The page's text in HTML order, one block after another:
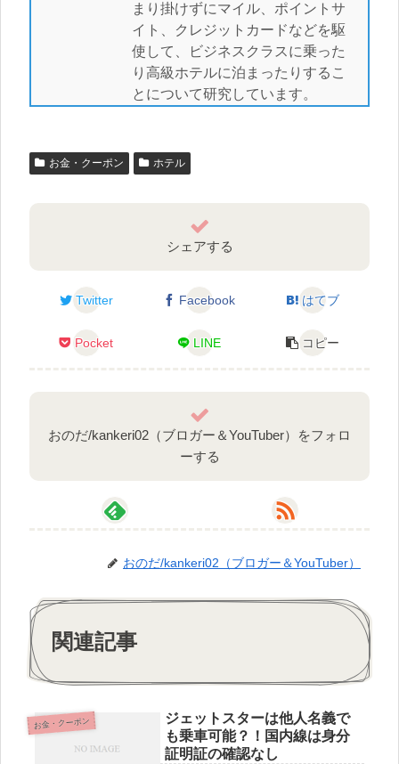
まり掛けずにマイル、ポイントサ
イト、クレジットカードなどを駆
使して、ビジネスクラスに乗った
り高級ホテルに泊まったりするこ
とについて研究しています。
お金・クーポン ホテル
シェアする
Twitter Facebook はてブ
Pocket LINE コピー
おのだ/kankeri02（ブロガー＆YouTuber）をフォロ
ーする
おのだ/kankeri02（ブロガー＆YouTuber）
関連記事
お金・クーポン
ジェットスターは他人名義で
も乗車可能？！国内線は身分
証明証の確認なし